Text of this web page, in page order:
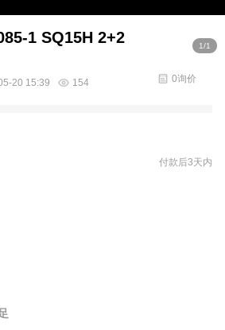
1/1
1 SQ15H 2+2
20 15:39 154 0询价
付款后3天内